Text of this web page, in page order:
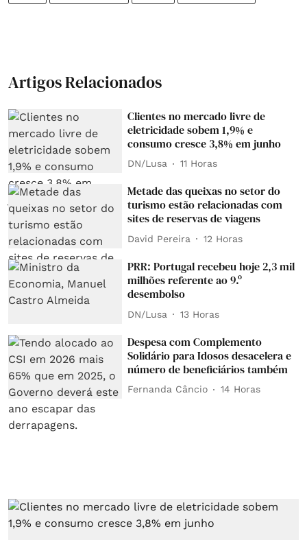
Artigos Relacionados
Clientes no mercado livre de
eletricidade sobem 1,9% e
consumo cresce 3,8% em junho
DN/Lusa 11 Horas
Metade das queixas no setor do
turismo estão relacionadas com
sites de reservas de viagens
David Pereira 12 Horas
PRR: Portugal recebeu hoje 2,3 mil
milhões referente ao 9.º
desembolso
DN/Lusa 13 Horas
Despesa com Complemento
Solidário para Idosos desacelera e
número de beneficiários também
Fernanda Câncio 14 Horas